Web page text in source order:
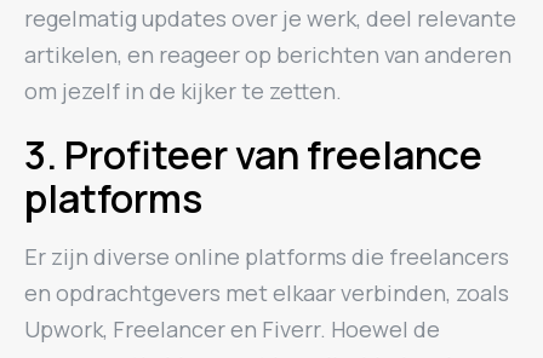
regelmatig updates over je werk, deel relevante
artikelen, en reageer op berichten van anderen
om jezelf in de kijker te zetten.
3. Profiteer van freelance
platforms
Er zijn diverse online platforms die freelancers
en opdrachtgevers met elkaar verbinden, zoals
Upwork, Freelancer en Fiverr. Hoewel de